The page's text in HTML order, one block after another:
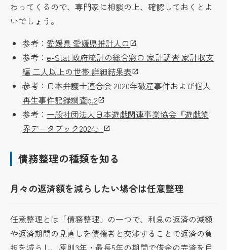
わってくるので、専門家に相談の上、確認しておくとよ
いでしょう。
参考： 愛媛県 愛媛県推計人口
参考： e-Stat 政府統計の総合窓口 家計調査 家計収支
編 二人以上の世帯 詳細結果表
参考： 日本弁護士連合会 2020年破産事件および個人
再生事件記録調査p.2
参考： 一般社団法人日本遊戯関連事業協会『遊戯業
界データブック2024』
債務整理の種類を知る
月々の返済額を減らしたい場合は任意整理
任意整理とは「債務整理」の一つで、利息の返済の減額
や返済期間の見直しを債権者と交渉することで返済の負
担を減らし、原則3年・最長5年の期間で借金の完済を目